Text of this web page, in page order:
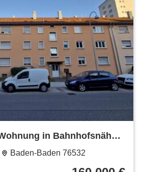
in Bahnhofsnähe
– ideal fü
Baden-Baden 76532